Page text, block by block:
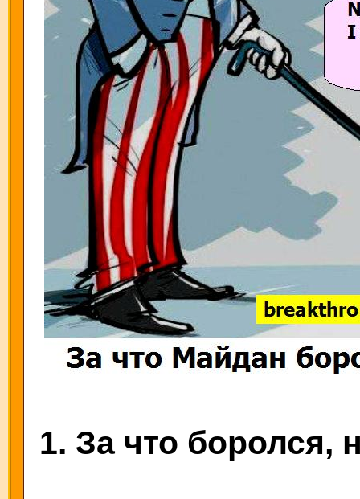
1. За что боролся,